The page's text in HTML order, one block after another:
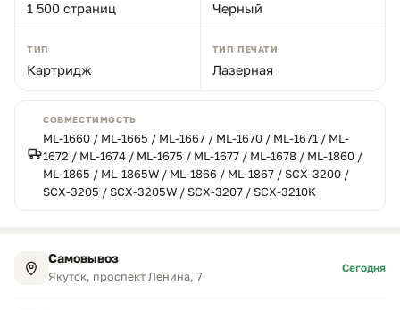
1 500 страниц Черный
ТИП
Картридж
ТИП ПЕЧАТИ
Лазерная
СОВМЕСТИМОСТЬ
ML-1660 / ML-1665 / ML-1667 / ML-1670 / ML-1671 / ML-
1672 / ML-1674 / ML-1675 / ML-1677 / ML-1678 / ML-1860 /
ML-1865 / ML-1865W / ML-1866 / ML-1867 / SCX-3200 /
SCX-3205 / SCX-3205W / SCX-3207 / SCX-3210K
Самовывоз
Якутск, проспект Ленина, 7
Сегодня